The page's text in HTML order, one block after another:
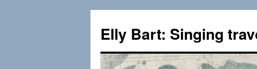
content
Elly Bart: Singing